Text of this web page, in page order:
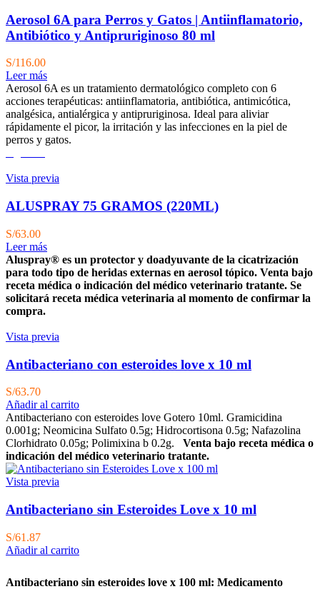
Aerosol 6A para Perros y Gatos | Antiinflamatorio,
Antibiótico y Antipruriginoso 80 ml
S/116.00
Leer más
Aerosol 6A es un tratamiento dermatológico completo con 6
acciones terapéuticas: antiinflamatoria, antibiótica, antimicótica,
analgésica, antialérgica y antipruriginosa. Ideal para aliviar
rápidamente el picor, la irritación y las infecciones en la piel de
perros y gatos.
Vista previa
ALUSPRAY 75 GRAMOS (220ML)
S/63.00
Leer más
Aluspray® es un protector y doadyuvante de la cicatrización
para todo tipo de heridas externas en aerosol tópico. Venta bajo
receta médica o indicación del médico veterinario tratante. Se
solicitará receta médica veterinaria al momento de confirmar la
compra.
Vista previa
Antibacteriano con esteroides love x 10 ml
S/63.70
Añadir al carrito
Antibacteriano con esteroides love Gotero 10ml. Gramicidina
0.001g; Neomicina Sulfato 0.5g; Hidrocortisona 0.5g; Nafazolina
Clorhidrato 0.05g; Polimixina b 0.2g. Venta bajo receta médica o
indicación del médico veterinario tratante.
Vista previa
Antibacteriano sin Esteroides Love x 10 ml
S/61.87
Añadir al carrito
Antibacteriano sin esteroides love x 100 ml: Medicamento